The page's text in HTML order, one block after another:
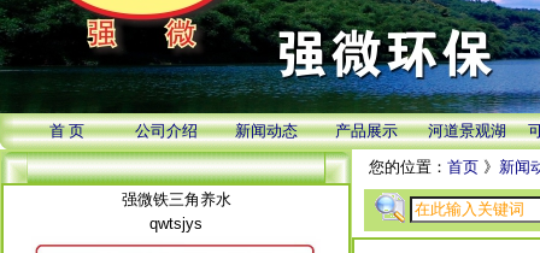
首 页 公司介绍 新闻动态 产品展示 河道景观湖
强微铁三角养水
qwtsjys
您的位置： 首页 》 新闻